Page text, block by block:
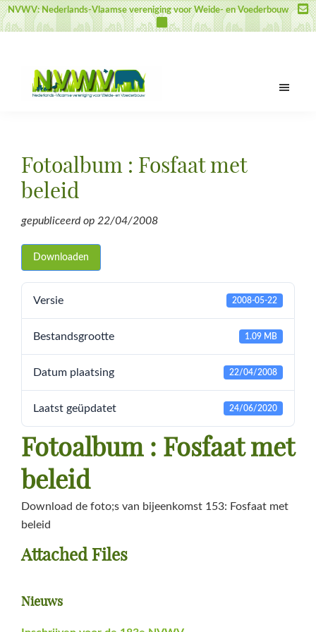
Door
naar
inhoud
Spring
naar
sidebar
Spring
naar
NVWV: Nederlands-Vlaamse vereniging voor Weide- en Voederbouw
voor
Weide-
en
Voederbouw
Fotoalbum : Fosfaat met
beleid
gepubliceerd op 22/04/2008
Downloaden
Versie 2008-05-22
Bestandsgrootte 1.09 MB
Datum plaatsing 22/04/2008
Laatst geüpdatet 24/06/2020
Fotoalbum : Fosfaat met
beleid
Download de foto;s van bijeenkomst 153: Fosfaat met
beleid
Attached Files
Primaire
Sidebar
Nieuws